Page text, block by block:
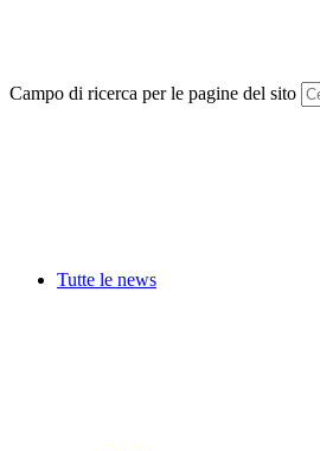
Campo di ricerca per le pagine del sito
Tutte le news